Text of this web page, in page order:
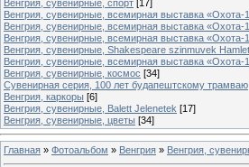
Венгрия, сувенирные, спорт [17]
Венгрия, сувенирные, всемирная выставка «Охота-
Венгрия, сувенирные, всемирная выставка «Охота-
Венгрия, сувенирные, всемирная выставка «Охота-
Венгрия, сувенирные, Shakespeare szinmuvek Hamlet
Венгрия, сувенирные, всемирная выставка
Венгрия, сувенирные, космос [34]
Сувенирная серия, 100 лет будапештскому трамваю
Венгрия, каркоры [6]
Венгрия, сувенирные, Balett Jelenetek [17]
Венгрия, сувенирные, цветы [34]
Главная » Фотоальбом » Венгрия » Венгрия,